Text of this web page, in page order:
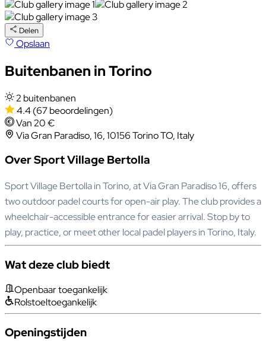
Delen
Opslaan
Buitenbanen in Torino
2 buitenbanen
4.4(67 beoordelingen)
Van 20 €
Via Gran Paradiso, 16, 10156 Torino TO, Italy
Over Sport Village Bertolla
Sport Village Bertolla in Torino, at Via Gran Paradiso 16, offers
two outdoor padel courts for open-air play. The club provides a
wheelchair-accessible entrance for easier arrival. Stop by to
play, practice, or meet other local padel players in Torino, Italy.
Wat deze club biedt
Openbaar toegankelijk
Rolstoeltoegankelijk
Openingstijden